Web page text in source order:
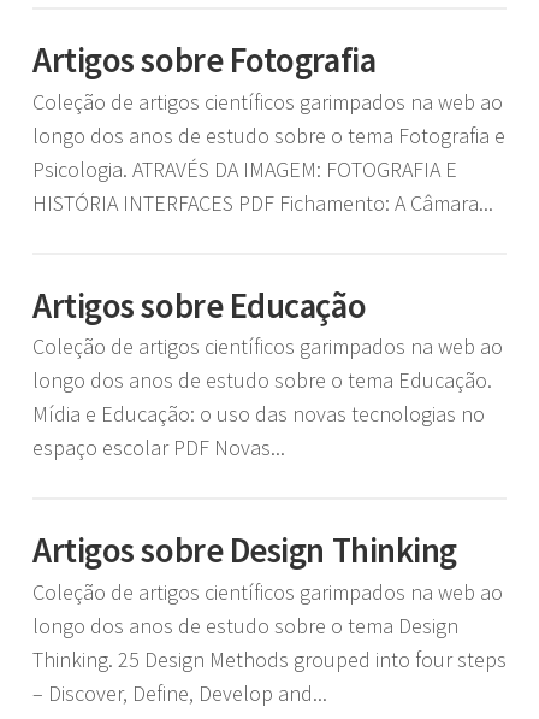
Artigos sobre Fotografia
Coleção de artigos científicos garimpados na web ao
longo dos anos de estudo sobre o tema Fotografia e
Psicologia. ATRAVÉS DA IMAGEM: FOTOGRAFIA E
HISTÓRIA INTERFACES PDF Fichamento: A Câmara...
Artigos sobre Educação
Coleção de artigos científicos garimpados na web ao
longo dos anos de estudo sobre o tema Educação.
Mídia e Educação: o uso das novas tecnologias no
espaço escolar PDF Novas...
Artigos sobre Design Thinking
Coleção de artigos científicos garimpados na web ao
longo dos anos de estudo sobre o tema Design
Thinking. 25 Design Methods grouped into four steps
– Discover, Define, Develop and...